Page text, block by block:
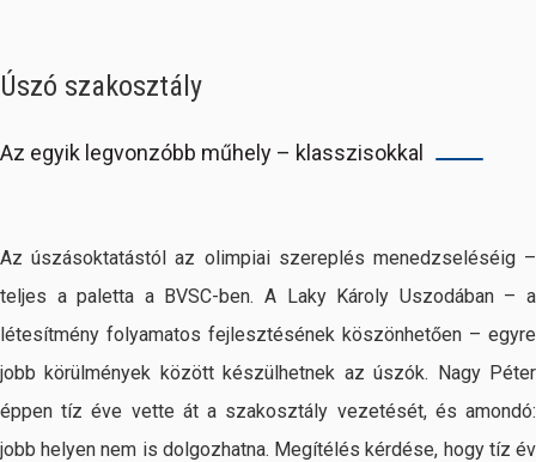
Úszó szakosztály
Az egyik legvonzóbb műhely – klasszisokkal
Az úszásoktatástól az olimpiai szereplés menedzseléséig –
teljes a paletta a BVSC-ben. A Laky Károly Uszodában – a
létesítmény folyamatos fejlesztésének köszönhetően – egyre
jobb körülmények között készülhetnek az úszók. Nagy Péter
éppen tíz éve vette át a szakosztály vezetését, és amondó:
jobb helyen nem is dolgozhatna. Megítélés kérdése, hogy tíz év